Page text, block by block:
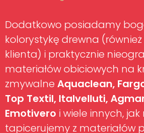
Dodatkowo posiadamy
kolorystykę drewna
klienta) i praktycznie
materiałów obiciowych na
zmywalne Aquaclean,
Top Textil, Italvelluti,
Emotivero i wiele innych, jak
tapicerujemy z materiałów